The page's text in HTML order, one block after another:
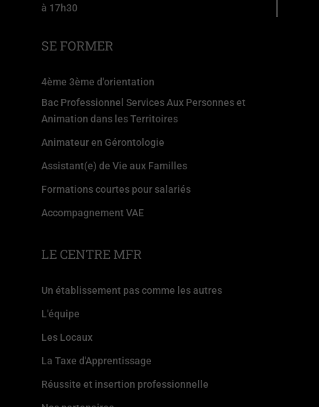
à 17h30
SE FORMER
4ème 3ème d'orientation
Bac Professionnel Services Aux Personnes et
Animation dans les Territoires
Animateur en Gérontologie
Assistant(e) de Vie aux Familles
Formations courtes pour salariés
Accompagnement VAE
LE CENTRE MFR
Un établissement pas comme les autres
L'équipe
Les Locaux
La Taxe d'Apprentissage
Réussite et insertion professionnelle